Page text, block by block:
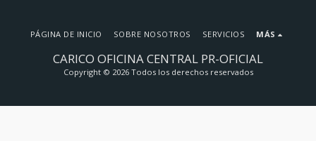
CARICO OFICINA CENTRAL PR-OFICIAL
Copyright © 2026 Todos los derechos reservados
PÁGINA DE INICIO SOBRE NOSOTROS SERVICIOS MÁS